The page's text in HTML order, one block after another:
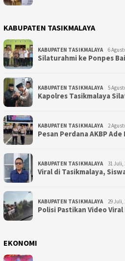
KABUPATEN TASIKMALAYA
KABUPATEN TASIKMALAYA 6
Silaturahmi ke Ponpes
KABUPATEN TASIKMALAYA 5
Kapolres Tasikmalaya
KABUPATEN TASIKMALAYA 2
Pesan Perdana AKBP
KABUPATEN TASIKMALAYA 31 Juli,
Viral di Tasikmalaya,
KABUPATEN TASIKMALAYA 29 Juli,
Polisi Pastikan Video
EKONOMI